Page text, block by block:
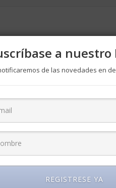
para la próxima vez que
los datos de tus
a nuestro
de las novedades en
REGISTRESE YA